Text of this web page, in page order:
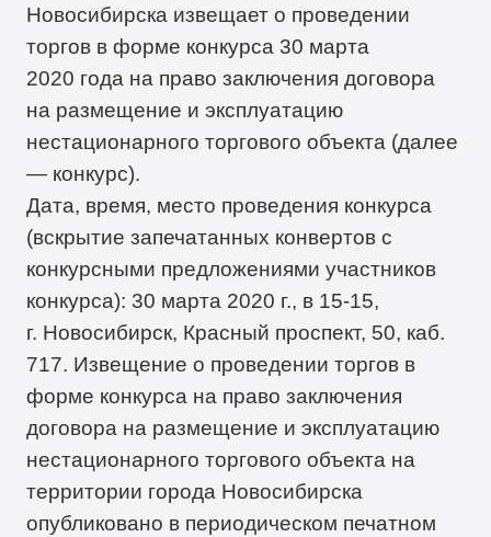
Новосибирска извещает о проведении
торгов в форме конкурса 30 марта
2020 года на право заключения договора
на размещение и эксплуатацию
нестационарного торгового объекта (далее
— конкурс).
Дата, время, место проведения конкурса
(вскрытие запечатанных конвертов с
конкурсными предложениями участников
конкурса): 30 марта 2020 г., в 15-15,
г. Новосибирск, Красный проспект, 50, каб.
717. Извещение о проведении торгов в
форме конкурса на право заключения
договора на размещение и эксплуатацию
нестационарного торгового объекта на
территории города Новосибирска
опубликовано в периодическом печатном